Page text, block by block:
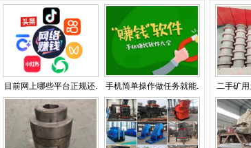
目前网上哪些平台正规还. 手机简单操作做任务就能. 二手矿